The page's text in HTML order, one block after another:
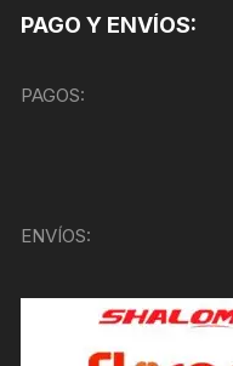
PAGO Y ENVÍOS:
PAGOS:
ENVÍOS: